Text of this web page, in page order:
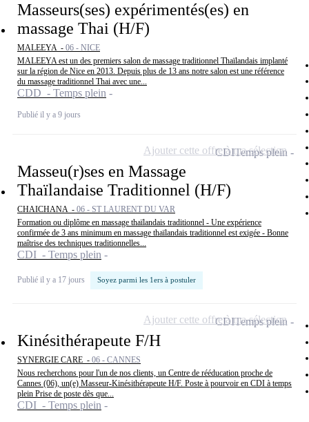
Masseurs(ses) expérimentés(es) en
massage Thai (H/F)
MALEEYA - 06 - NICE
MALEEYA est un des premiers salon de massage traditionnel Thaïlandais implanté
sur la région de Nice en 2013. Depuis plus de 13 ans notre salon est une référence
du massage traditionnel Thai avec une...
CDD - Temps plein
Publié il y a 9 jours
Masseu(r)ses en Massage
Thaïlandaise Traditionnel (H/F)
CHAICHANA - 06 - ST LAURENT DU VAR
Formation ou diplôme en massage thaïlandais traditionnel - Une expérience
confirmée de 3 ans minimum en massage thaïlandais traditionnel est exigée - Bonne
maîtrise des techniques traditionnelles...
CDI - Temps plein
Publié il y a 17 jours Soyez parmi les 1ers à postuler
CDITemps plein
Ajouter cette offre à ma sélection
Kinésithérapeute F/H
SYNERGIE CARE - 06 - CANNES
Nous recherchons pour l'un de nos clients, un Centre de rééducation proche de
Cannes (06), un(e) Masseur-Kinésithérapeute H/F. Poste à pourvoir en CDI à temps
plein Prise de poste dès que...
CDI - Temps plein
CDITemps plein
Ajouter cette offre à ma sélection